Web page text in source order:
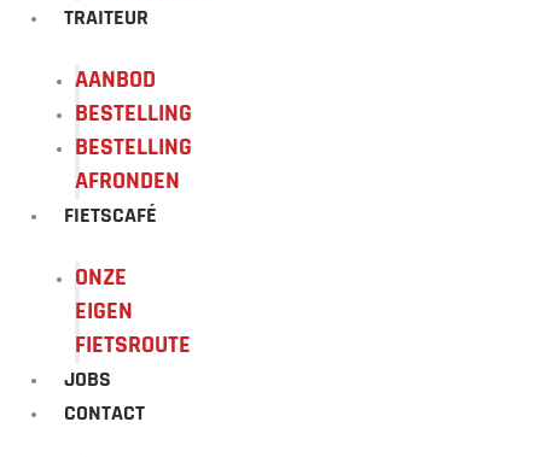
TRAITEUR
AANBOD
BESTELLING
BESTELLING
AFRONDEN
FIETSCAFÉ
ONZE
EIGEN
FIETSROUTE
JOBS
CONTACT